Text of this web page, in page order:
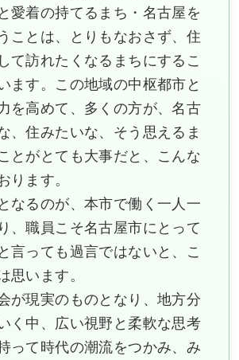
愛着の持てるまち・名古屋を
ことは、とりもなおさず、住
て訪れたくなるまちにするこ
ます。この地域の中枢都市と
を高めて、多くの方が、名古
、住みたいな、そう思えるま
とがとても大事だと、こんな
ります。
なるのが、本市で働く一人一
、職員こそ名古屋市にとって
言っても過言ではないと、こ
思います。
が現実のものとなり、地方分
く中、広い視野と柔軟な思考
って時代の潮流をつかみ、み